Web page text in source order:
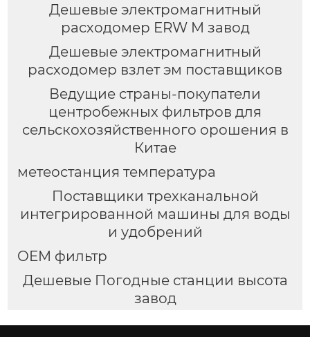
Дешевые электромагнитный
расходомер ERW M завод
Дешевые электромагнитный
расходомер взлет эм поставщиков
Ведущие страны-покупатели
центробежных фильтров для
сельскохозяйственного орошения в
Китае
метеостанция температура
Поставщики трехканальной
интегрированной машины для воды
и удобрений
OEM фильтр
Дешевые Погодные станции высота
завод